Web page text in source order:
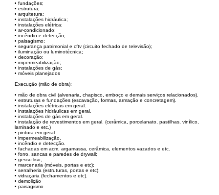
• fundações;
• estrutura;
• arquitetura;
• instalações hidráulica;
• instalações elétrica;
• ar-condicionado;
• incêndio e detecção;
• paisagismo;
• segurança patrimonial e cftv (circuito fechado de televisão);
• iluminação ou luminotécnica;
• decoração;
• impermeabilização;
• instalações de gás;
• móveis planejados
Execução (mão de obra):
• mão de obra civil (alvenaria, chapisco, emboço e demais serviços relacionados).
• estruturas e fundações (escavação, formas, armação e concretagem).
• instalações elétricas em geral.
• instalações hidráulicas em geral.
• instalações de gás em geral.
• instalação de revestimentos em geral. (cerâmica, porcelanato, pastilhas, vinílico,
laminado e etc.)
• pintura em geral.
• impermeabilização.
• incêndio e detecção.
• fachadas em acm, argamassa, cerâmica, elementos vazados e etc.
• forro, sancas e paredes de drywall;
• gesso liso;
• marcenaria (móveis, portas e etc);
• serralheria (estruturas, portas e etc);
• vidraçaria (fechamentos e etc).
• demolição
• paisagismo